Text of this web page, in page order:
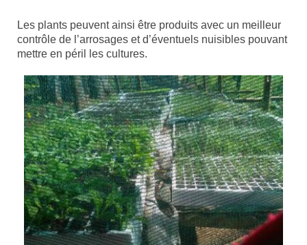
Les plants peuvent ainsi être produits avec un meilleur
contrôle de l’arrosages et d’éventuels nuisibles pouvant
mettre en péril les cultures.